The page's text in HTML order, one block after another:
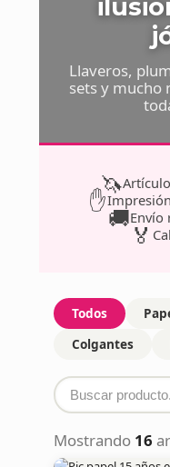
Llaveros,
sets y mucho
🦄
✋
🚚Envío
🏅
Todos
Colgantes
Mostrando 16